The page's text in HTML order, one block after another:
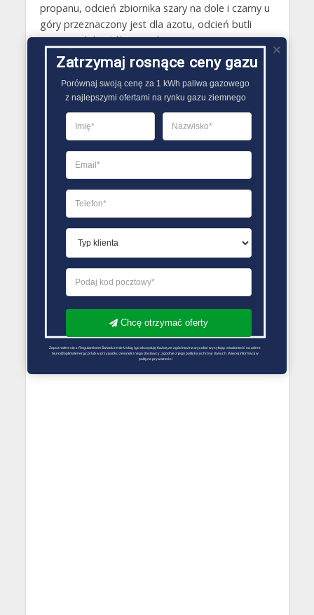
propanu, odcień zbiornika szary na dole i czarny u
góry przeznaczony jest dla azotu, odcień butli
szary na dole i żółty na górze przystosowany jest
dla amoniaku, chloru i chlorowodoru całkiem szary
kolor butli wskazuje dwutlenek węgla, całkowicie
kasztanowy odcień zbiornikawskazuje acetylen,
szary na dole i brązowy na górze kolor zbiornika
dedykowany jest dla helu, kolor szary na dole oraz
brązowy na górze przystosowany jest dla argonu..
PORÓWNYWARKA OFERT GAZU
Zatrzymaj rosnące ceny gazu
Porównaj swoją cenę za 1 kWh paliwa gazowego
z najlepszymi ofertami na rynku gazu ziemnego
Chcę otrzymać oferty
Zapoznałem się z Regulaminem Świadczenie Usług i go akceptuję Każdą ze zgód można wycofać wysyłając wiadomość na adres
biuro@optimalenergy.pl lub w przypadku zewnętrznego dostawcy, zgodnie z jego polityką ochrony danych. Więcej informacji w
polityce prywatności